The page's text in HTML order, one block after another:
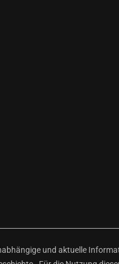
und aktuelle